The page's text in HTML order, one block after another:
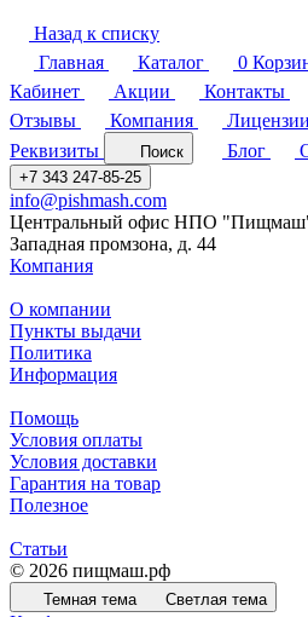
Назад к списку
Главная
Каталог 0
Кабинет
Акции Контакты
Отзывы
Компания Лицензии
Реквизиты
Поиск Блог
+7 343 247-85-25
info@pishmash.com
Центральный офис НПО
Западная промзона, д. 44
Компания
О компании
Пункты выдачи
Политика
Информация
Помощь
Условия оплаты
Условия доставки
Гарантия на товар
Полезное
Статьи
© 2026 пищмаш.рф
Темная тема Светлая тема